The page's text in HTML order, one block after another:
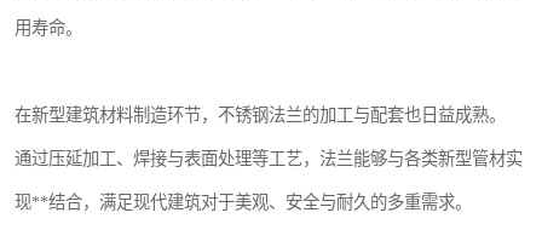
用寿命。
在新型建筑材料制造环节，不锈钢法兰的加工与配套也日益成熟。
通过压延加工、焊接与表面处理等工艺，法兰能够与各类新型管材实
现**结合，满足现代建筑对于美观、安全与耐久的多重需求。